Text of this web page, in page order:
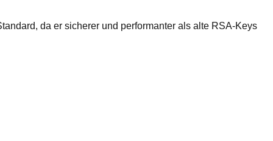
da er sicherer und performanter als alte RSA-Keys